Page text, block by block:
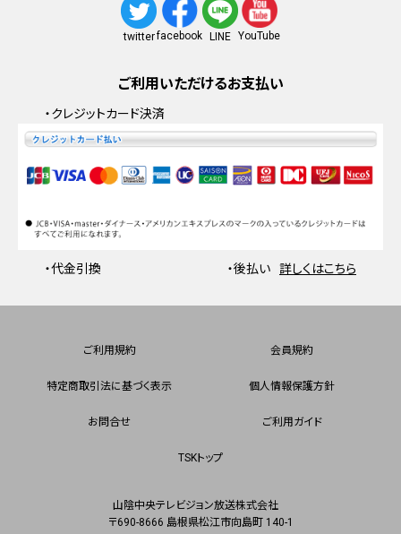
twitterfacebook LINE YouTube
ご利用いただけるお支払い
・クレジットカード決済
・代金引換 ・後払い 詳しくはこちら
ご利用規約 会員規約
特定商取引法に基づく表示 個人情報保護方針
お問合せ ご利用ガイド
TSKトップ
山陰中央テレビジョン放送株式会社
〒690-8666 島根県松江市向島町 140-1